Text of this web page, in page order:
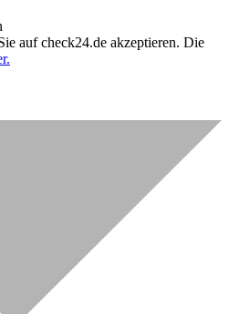
auf check24.de akzeptieren. Die